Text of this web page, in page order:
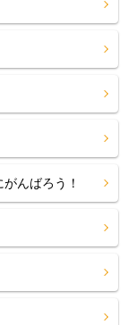
んばろう！